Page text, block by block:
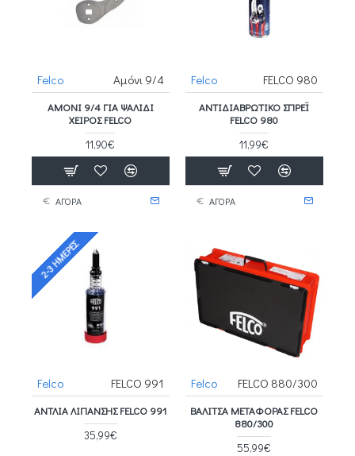
Felco Αμόνι 9/4
ΑΜΌΝΙ 9/4 ΓΙΑ ΨΑΛΊΔΙ
ΧΕΙΡΌΣ FELCO
11,90€
ΑΓΟΡΑ
Felco FELCO 980
ΑΝΤΙΔΙΑΒΡΩΤΙΚΌ ΣΠΡΈΙ
FELCO 980
11,99€
ΑΓΟΡΑ
2-3 ΗΜΈΡΕΣ
Felco FELCO 991
ΑΝΤΛΊΑ ΛΊΠΑΝΣΗΣ FELCO 991
35,99€
Felco FELCO 880/300
ΒΑΛΊΤΣΑ ΜΕΤΑΦΟΡΆΣ FELCO
880/300
55,99€